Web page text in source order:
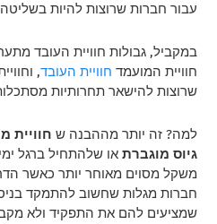
עבור חברות שרוצות להיות
במקביל, גבולות חוויית העובד
חוויית המועמד חוויית העובד,
שרוצות להישאר תחרותיות
למה? זה יותר מההבנה ש חוויית
גיוס מוגברת או שלהתחיל ברגל
משקל מסוים מאוחר יותר כאשר
חברות מגלות שחשוב להתמקד
שמציעים להם את התפקיד ולא